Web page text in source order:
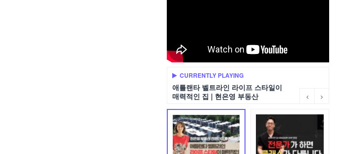
CURRENTLY PLAYING
애틀랜타 벨트라인 라이프 스타일이
매력적인 집 | 현은영 부동산